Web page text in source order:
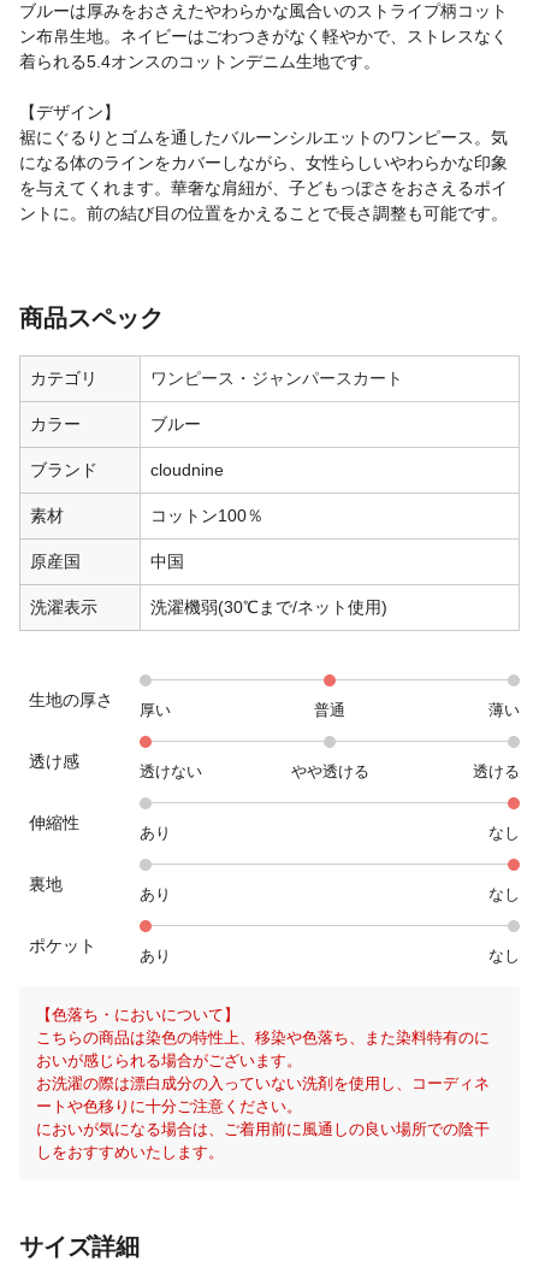
ブルーは厚みをおさえたやわらかな風合いのストライプ柄コット
ン布帛生地。ネイビーはごわつきがなく軽やかで、ストレスなく
着られる5.4オンスのコットンデニム生地です。
【デザイン】
裾にぐるりとゴムを通したバルーンシルエットのワンピース。気
になる体のラインをカバーしながら、女性らしいやわらかな印象
を与えてくれます。華奢な肩紐が、子どもっぽさをおさえるポイ
ントに。前の結び目の位置をかえることで長さ調整も可能です。
商品スペック
カテゴリ ワンピース・ジャンパースカート
カラー ブルー
ブランド cloudnine
素材 コットン100％
原産国 中国
洗濯表示 洗濯機弱(30℃まで/ネット使用)
生地の厚さ
厚い 普通 薄い
透け感
透けない やや透ける 透ける
伸縮性
あり なし
裏地
あり なし
ポケット
あり なし
【色落ち・においについて】
こちらの商品は染色の特性上、移染や色落ち、また染料特有のに
おいが感じられる場合がございます。
お洗濯の際は漂白成分の入っていない洗剤を使用し、コーディネ
ートや色移りに十分ご注意ください。
においが気になる場合は、ご着用前に風通しの良い場所での陰干
しをおすすめいたします。
サイズ詳細